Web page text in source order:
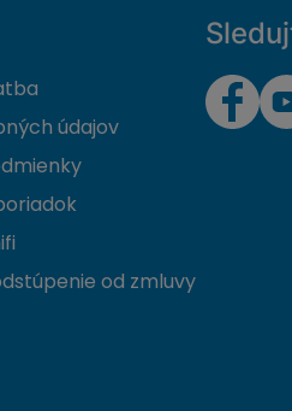
údajov
od zmluvy